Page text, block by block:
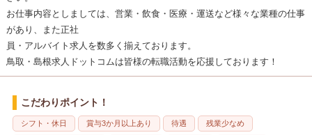
お仕事内容としましては、営業・飲食・医療・運送など様々な業種の仕事
があり、また正社
員・アルバイト求人を数多く揃えております。
鳥取・島根求人ドットコムは皆様の転職活動を応援しております！
こだわりポイント！
シフト・休日 賞与3か月以上あり 待遇 残業少なめ